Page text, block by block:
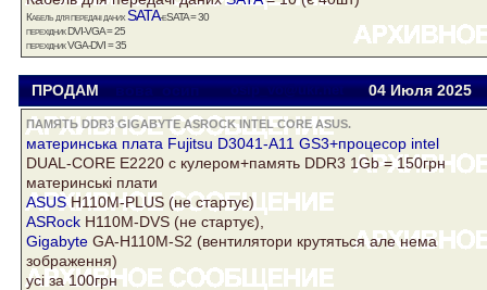
Кабель для передачі данихSATA-eSATA = 30
перехідник DVI-VGA = 25
перехідник VGA-DVI = 35
ПРОДАМ вова_осип osip_vo@ukr.net 04 Июля 2025
ПАМЯТЬ DDR3 GIGABYTE ASROCK INTEL CORE ASUS.
материнська плата Fujitsu D3041-A11 GS3+процесор intel
DUAL-CORE E2220 с кулером+память DDR3 1Gb = 150грн
материнські плати
ASUSH110M-PLUS (не стартує)
ASRock H110M-DVS (не стартує),
Gigabyte GA-H110M-S2 (вентилятори крутяться але нема
зображення)
усі за 100грн